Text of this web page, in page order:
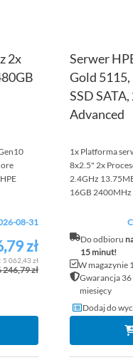
2x
08-31
zł
5 062,43 zł
246,79 zł
Serwer
Gold
SSD
Advanced
1x Platforma
8x2.5" 2x
2.4GHz
16GB 2400MHz
Do odbioru
15 minut!
W magazynie 1
Gwarancja 36
miesięcy
Dodaj do